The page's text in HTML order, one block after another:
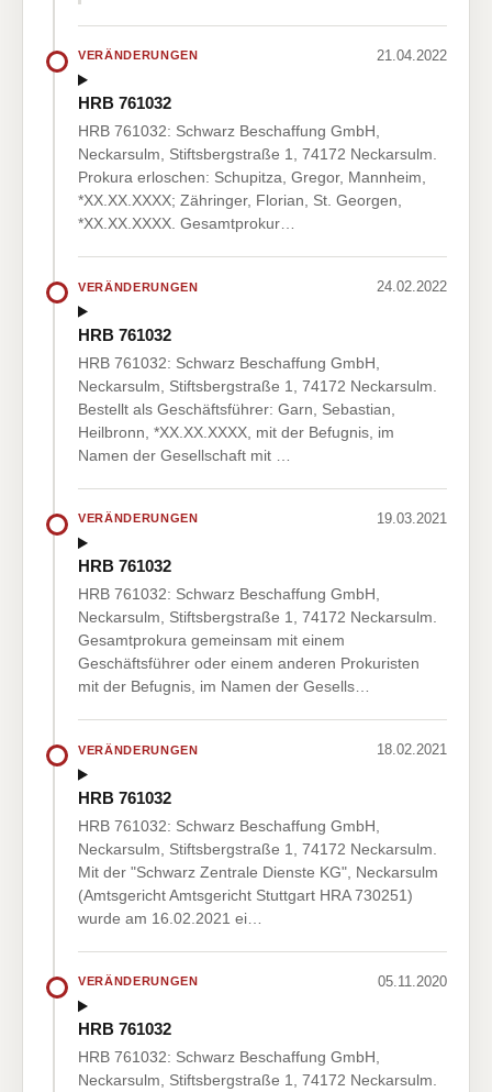
VERÄNDERUNGEN 21.04.2022
HRB 761032
HRB 761032: Schwarz Beschaffung GmbH,
Neckarsulm, Stiftsbergstraße 1, 74172 Neckarsulm.
Prokura erloschen: Schupitza, Gregor, Mannheim,
*XX.XX.XXXX; Zähringer, Florian, St. Georgen,
*XX.XX.XXXX. Gesamtprokur…
VERÄNDERUNGEN 24.02.2022
HRB 761032
HRB 761032: Schwarz Beschaffung GmbH,
Neckarsulm, Stiftsbergstraße 1, 74172 Neckarsulm.
Bestellt als Geschäftsführer: Garn, Sebastian,
Heilbronn, *XX.XX.XXXX, mit der Befugnis, im
Namen der Gesellschaft mit …
VERÄNDERUNGEN 19.03.2021
HRB 761032
HRB 761032: Schwarz Beschaffung GmbH,
Neckarsulm, Stiftsbergstraße 1, 74172 Neckarsulm.
Gesamtprokura gemeinsam mit einem
Geschäftsführer oder einem anderen Prokuristen
mit der Befugnis, im Namen der Gesells…
VERÄNDERUNGEN 18.02.2021
HRB 761032
HRB 761032: Schwarz Beschaffung GmbH,
Neckarsulm, Stiftsbergstraße 1, 74172 Neckarsulm.
Mit der "Schwarz Zentrale Dienste KG", Neckarsulm
(Amtsgericht Amtsgericht Stuttgart HRA 730251)
wurde am 16.02.2021 ei…
VERÄNDERUNGEN 05.11.2020
HRB 761032
HRB 761032: Schwarz Beschaffung GmbH,
Neckarsulm, Stiftsbergstraße 1, 74172 Neckarsulm.